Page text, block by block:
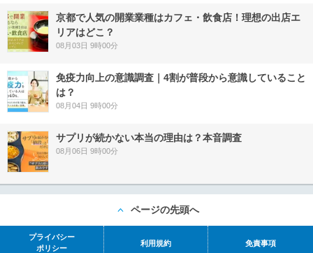
京都で人気の開業業種はカフェ・飲食店！理想の出店エ
リアはどこ？
08月03日 9時00分
免疫力向上の意識調査｜4割が普段から意識していること
は？
08月04日 9時00分
サプリが続かない本当の理由は？本音調査
08月06日 9時00分
ページの先頭へ
プライバシー
ポリシー
利用規約 免責事項